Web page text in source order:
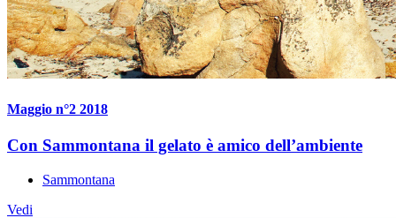
Maggio n°2 2018
Con Sammontana il gelato è amico dell’ambiente
Sammontana
Vedi